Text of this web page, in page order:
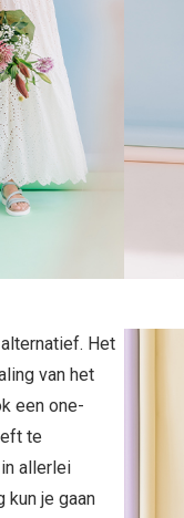
Het
van het
een one-
te
allerlei
kun je gaan